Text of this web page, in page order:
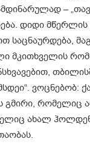
–
დიდი
საცნაურდება,
მკითხველის
ვოცნებობ:
გმირი, რომელიც
ახალ